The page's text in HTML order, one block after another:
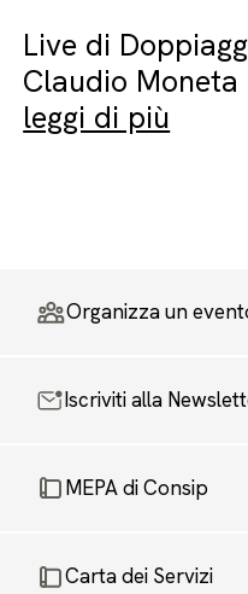
Live di
Claudio Moneta
leggi di più
Organizza un
Iscriviti alla
MEPA di Consip
Carta dei Servizi